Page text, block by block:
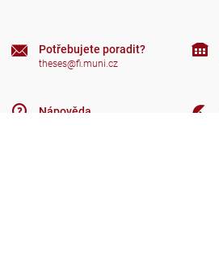
Potřebujete poradit?
theses@fi.muni.cz
Nápověda